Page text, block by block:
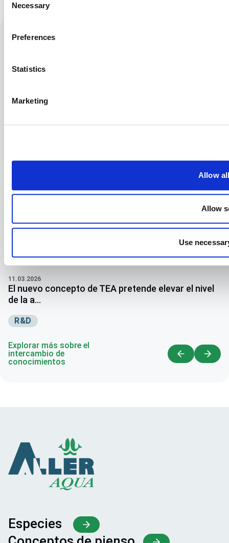
Selection
Necessary
Preferences
Statistics
Marketing
Allow
Allow
Use
Contenidos relacionados
11.03.2026
El nuevo concepto de TEA pretende elevar el nivel
de la a...
R&D
Explorar más sobre el
intercambio de
conocimientos
Especies